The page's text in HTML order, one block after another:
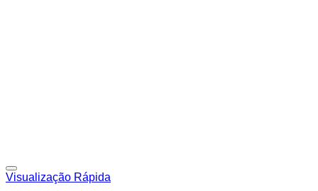
Visualização Rápida